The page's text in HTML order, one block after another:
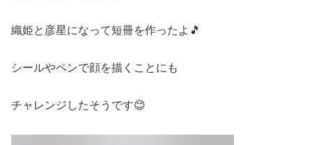
織姫と彦星になって短冊を作ったよ🎵
シールやペンで顔を描くことにも
チャレンジしたそうです😊